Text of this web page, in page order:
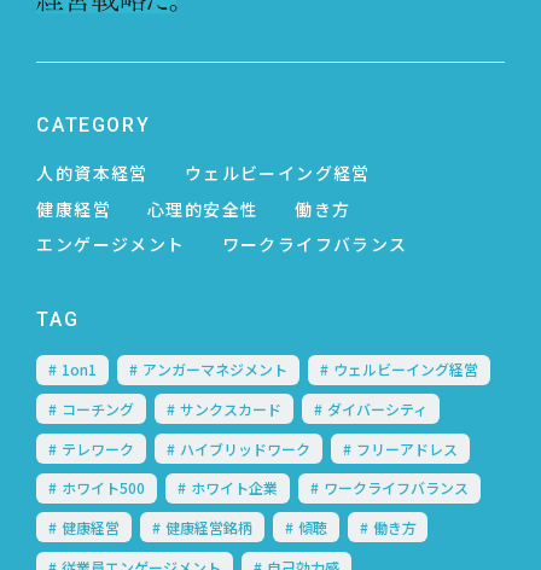
CATEGORY
人的資本経営
ウェルビーイング経営
健康経営
心理的安全性
働き方
エンゲージメント
ワークライフバランス
TAG
1on1 アンガーマネジメント
ウェルビーイング経営
コーチング
サンクスカード
ダイバーシティ
テレワーク
ハイブリッドワーク
フリーアドレス
ホワイト500
ホワイト企業
ワークライフバランス
健康経営
健康経営銘柄 傾聴
働き方